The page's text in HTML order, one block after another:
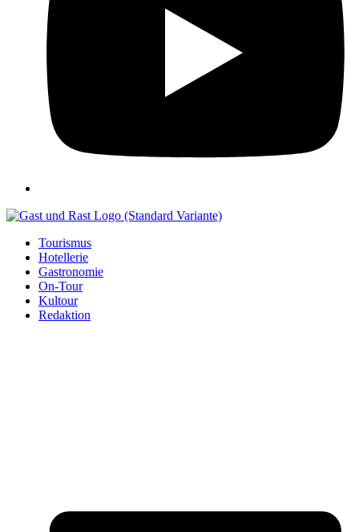
Tourismus
Hotellerie
Gastronomie
On-Tour
Kultour
Redaktion